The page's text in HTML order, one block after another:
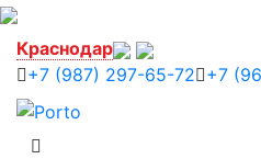
Краснодар
+7 (987) 297-65-72 +7